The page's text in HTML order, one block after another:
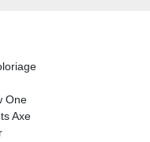
One
Axe